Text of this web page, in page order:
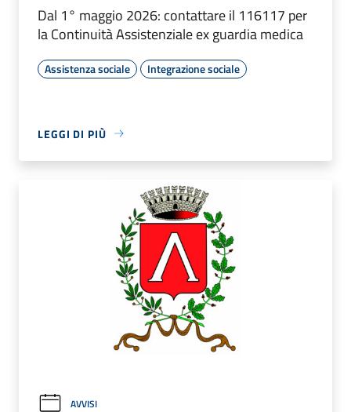
Dal 1° maggio 2026: contattare il 116117 per
la Continuità Assistenziale ex guardia medica
Assistenza sociale Integrazione sociale
LEGGI DI PIÙ
AVVISI